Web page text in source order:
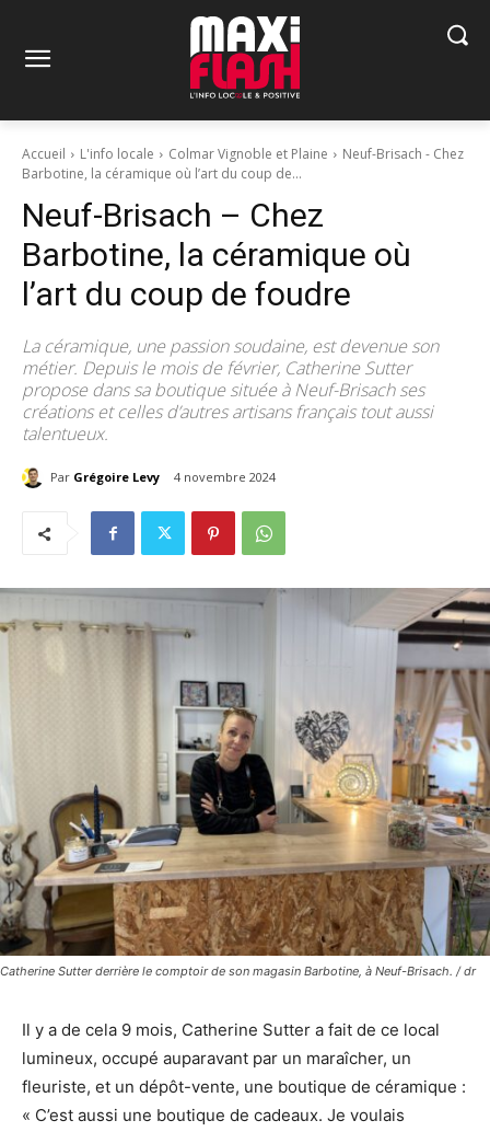
Accueil L'info locale Colmar Vignoble et Plaine
Neuf-Brisach - Chez
Barbotine, la céramique où l’art du coup de...
Neuf-Brisach – Chez
Barbotine, la céramique où
l’art du coup de foudre
La céramique, une passion soudaine, est devenue son
métier. Depuis le mois de février, Catherine Sutter
propose dans sa boutique située à Neuf-Brisach ses
créations et celles d’autres artisans français tout aussi
talentueux.
Par Grégoire Levy 4 novembre 2024
Catherine Sutter derrière le comptoir de son magasin Barbotine, à Neuf-Brisach. / dr
Il y a de cela 9 mois, Catherine Sutter a fait de ce local
lumineux, occupé auparavant par un maraîcher, un
fleuriste, et un dépôt-vente, une boutique de céramique :
« C’est aussi une boutique de cadeaux. Je voulais